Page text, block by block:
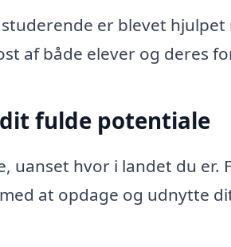
er blevet hjulpet
af både elever og deres
fulde potentiale
uanset hvor i landet du er.
at opdage og udnytte